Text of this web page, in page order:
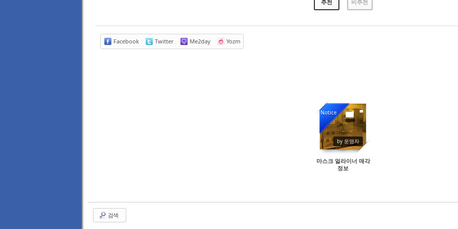
추천 비추천
Facebook Twitter Me2day Yozm
Notice
by 운영자
30544
마스크 얼라이너 매각
정보
검색